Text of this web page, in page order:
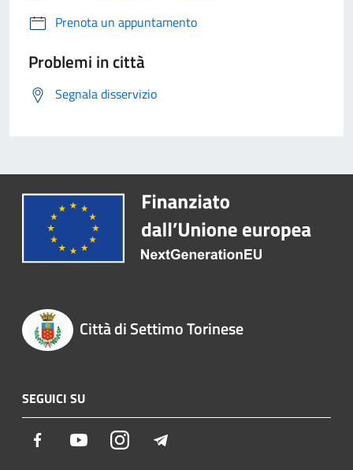
Prenota un appuntamento
Problemi in città
Segnala disservizio
Città di Settimo Torinese
SEGUICI SU
Facebook YoutubeInstagram